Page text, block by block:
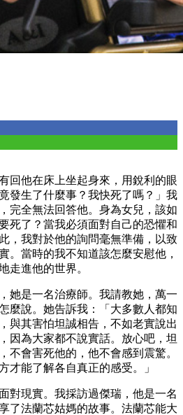
回他在床上坐起身來，用銳利的眼
發生了什麼事？我快死了嗎？」我
完全無法回答他。身為女兒，該如
死了？當我必須面對自己的恐懼和
，我對於他的詢問毫無準備，以致
。當時的我不知道該怎麼安慰他，
走進他的世界。
她是一名治療師。我請教她，萬一
麼說。她告訴我：「大多數人都知
與其害怕坦誠相告，不如老實說出
因為大家都不說實話。放心吧，坦
不會害死他的，他不會感到震驚。
才能了解各自真正的感受。」
對現實。我採訪過傑瑞，他是一名
了法蘭芯姑媽的故事。法蘭芯能大